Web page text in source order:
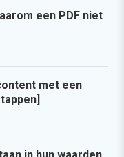
een PDF niet
met een